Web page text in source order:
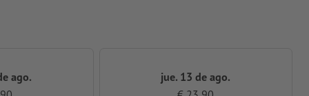
ago.
jue. 13 de ago.